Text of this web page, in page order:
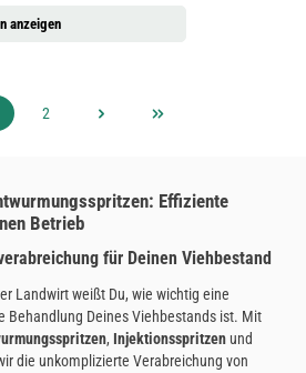
anzeigen
Seite
2
Effiziente
Betrieb
für Deinen Viehbestand
Landwirt weißt Du, wie wichtig eine
Behandlung Deines Viehbestands ist. Mit
, Injektionsspritzen und
die unkomplizierte Verabreichung von